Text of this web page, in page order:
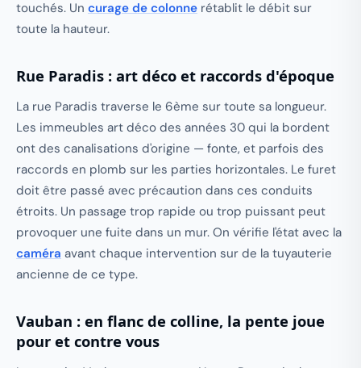
touchés. Un curage de colonne rétablit le débit sur
toute la hauteur.
Rue Paradis : art déco et raccords d'époque
La rue Paradis traverse le 6ème sur toute sa longueur.
Les immeubles art déco des années 30 qui la bordent
ont des canalisations d'origine — fonte, et parfois des
raccords en plomb sur les parties horizontales. Le furet
doit être passé avec précaution dans ces conduits
étroits. Un passage trop rapide ou trop puissant peut
provoquer une fuite dans un mur. On vérifie l'état avec la
caméra avant chaque intervention sur de la tuyauterie
ancienne de ce type.
Vauban : en flanc de colline, la pente joue
pour et contre vous